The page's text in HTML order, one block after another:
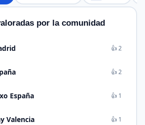
por la comunidad
👍 2
👍 2
España 👍 1
Valencia 👍 1